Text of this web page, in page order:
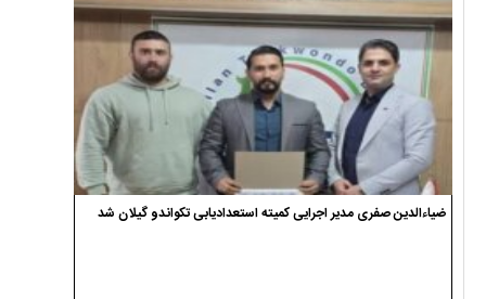
ضیاءالدین صفری مدیر اجرایی کمیته استعدادیابی تکواندو گیلان شد